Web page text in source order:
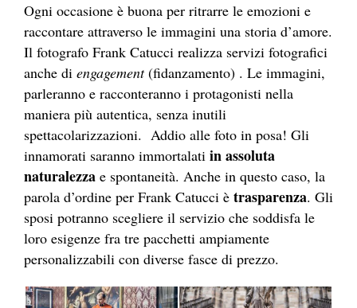
Ogni occasione è buona per ritrarre le emozioni e
raccontare attraverso le immagini una storia d’amore.
Il fotografo Frank Catucci realizza servizi fotografici
anche di engagement(fidanzamento) . Le immagini,
parleranno e racconteranno i protagonisti nella
maniera più autentica, senza inutili
spettacolarizzazioni. Addio alle foto in posa! Gli
innamorati saranno immortalati in assoluta
naturalezza e spontaneità. Anche in questo caso, la
parola d’ordine per Frank Catucci è trasparenza. Gli
sposi potranno scegliere il servizio che soddisfa le
loro esigenze fra tre pacchetti ampiamente
personalizzabili con diverse fasce di prezzo.